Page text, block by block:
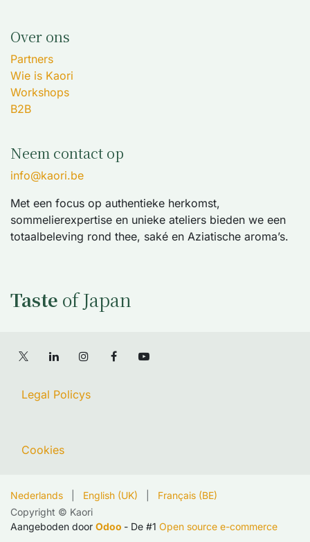
Over ons
Partners
Wie is Kaori
Workshops
B2B
Neem contact op
info@kaori.be
Met een focus op authentieke herkomst,
sommelierexpertise en unieke ateliers bieden we een
totaalbeleving rond thee, saké en Aziatische aroma’s.
Taste of Japan
Legal Policys
Cookies
Copyright © Kaori
Nederlands English (UK) Français (BE)
Aangeboden door Odoo - De #1 Open source e-commerce